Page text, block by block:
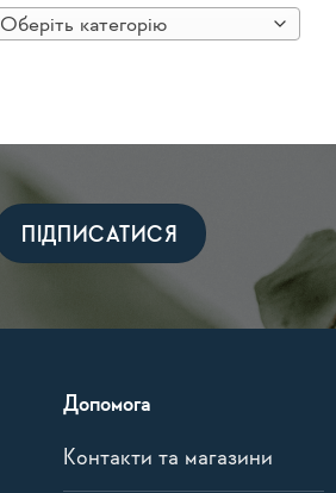
Оберіть категорію
Допомога
Контакти та магазини